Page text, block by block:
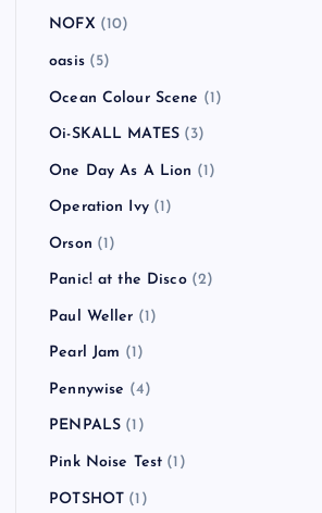
NOFX (10)
oasis(5)
Ocean Colour Scene (1)
Oi-SKALL MATES (3)
One Day As A Lion (1)
Operation Ivy(1)
Orson (1)
Panic! at the Disco(2)
Paul Weller (1)
Pearl Jam (1)
Pennywise (4)
PENPALS (1)
Pink Noise Test (1)
POTSHOT (1)